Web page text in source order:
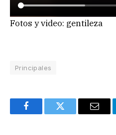
Fotos y video: gentileza
Principales
FacebookTwitter Email